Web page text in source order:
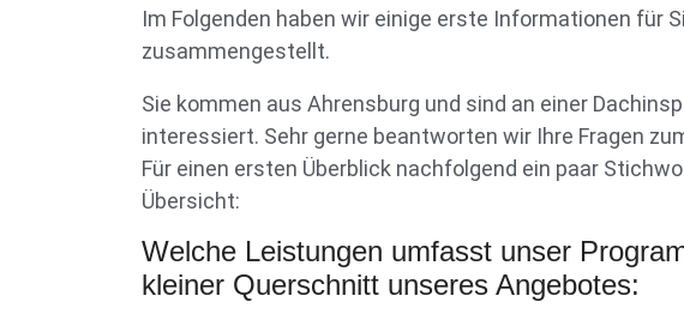
Im Folgenden haben wir einige erste Informationen für
zusammengestellt.
Sie kommen aus Ahrensburg und sind an einer
interessiert. Sehr gerne beantworten wir Ihre Fragen
Für einen ersten Überblick nachfolgend ein paar
Übersicht:
Welche Leistungen umfasst unser
kleiner Querschnitt unseres Angebotes: